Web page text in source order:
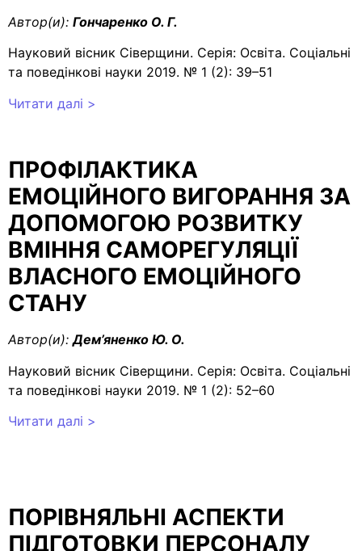
Автор(и): Гончаренко О. Г.
Науковий вісник Сіверщини. Серія: Освіта. Соціальні
та поведінкові науки 2019. № 1 (2): 39–51
Читати далі >
ПРОФІЛАКТИКА
ЕМОЦІЙНОГО ВИГОРАННЯ ЗА
ДОПОМОГОЮ РОЗВИТКУ
ВМІННЯ САМОРЕГУЛЯЦІЇ
ВЛАСНОГО ЕМОЦІЙНОГО
СТАНУ
Автор(и): Дем’яненко Ю. О.
Науковий вісник Сіверщини. Серія: Освіта. Соціальні
та поведінкові науки 2019. № 1 (2): 52–60
Читати далі >
ПОРІВНЯЛЬНІ АСПЕКТИ
ПІДГОТОВКИ ПЕРСОНАЛУ